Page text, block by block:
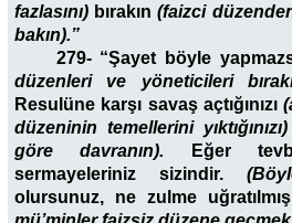
fazlasını) bırakın (faizci
bakın).”
279- “Şayet böyle
düzenleri ve yöneticileri
Resulüne karşı savaş açtığınızı
düzeninin temellerini yıktığınızı)
göre davranın).
Eğer
sermayeleriniz sizindir.
olursunuz, ne zulme